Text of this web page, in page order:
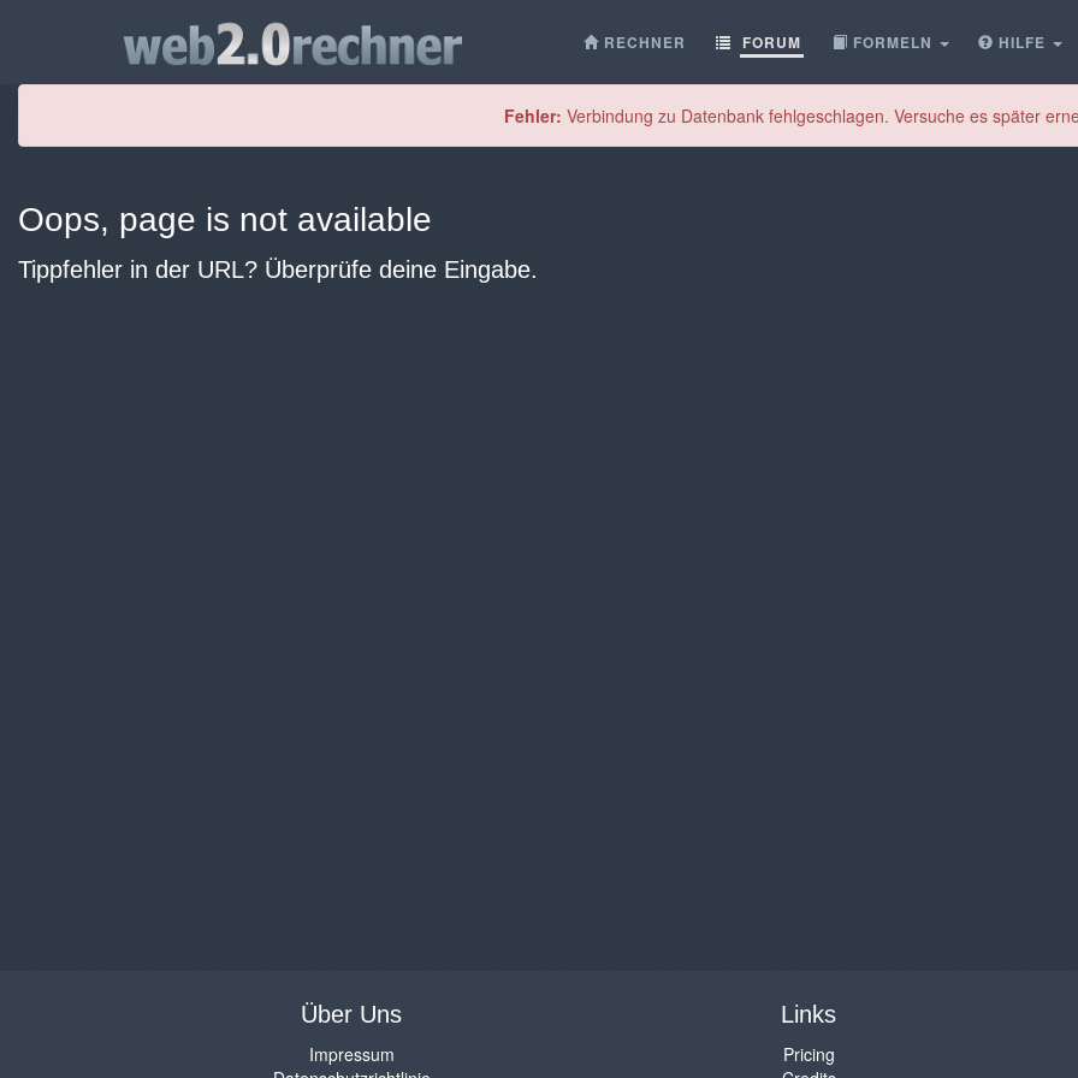
RECHNER FORUM FORMELN HILFE
Fehler: Verbindung zu Datenbank fehlgeschlagen. Versuche es später
Oops, page is not available
Tippfehler in der URL? Überprüfe deine Eingabe.
Über Uns
Impressum
Links
Pricing